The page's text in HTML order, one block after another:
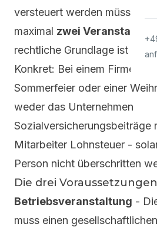
versteuert werden müssen -
maximal zwei
rechtliche Grundlage ist § 19
Konkret: Bei einem Firmen-
Sommerfeier oder einer
weder das Unternehmen
Sozialversicherungsbeiträge
Mitarbeiter Lohnsteuer -
Person nicht überschritten
Die drei Voraussetzungen
Betriebsveranstaltung -
muss einen